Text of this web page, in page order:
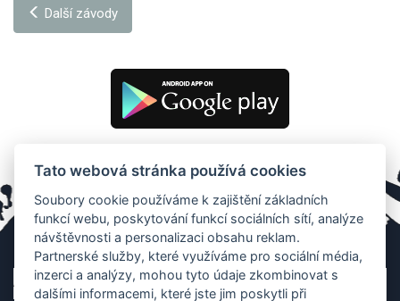
Další závody
Tato webová stránka používá cookies
Soubory cookie používáme k zajištění základních
funkcí webu, poskytování funkcí sociálních sítí, analýze
návštěvnosti a personalizaci obsahu reklam.
Partnerské služby, které využíváme pro sociální média,
inzerci a analýzy, mohou tyto údaje zkombinovat s
dalšími informacemi, které jste jim poskytli při